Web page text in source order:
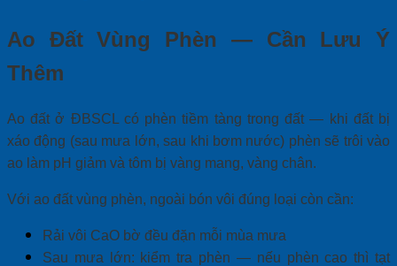
Ao Đất Vùng Phèn — Cần Lưu Ý
Thêm
Ao đất ở ĐBSCL có phèn tiềm tàng trong đất — khi đất bị
xáo động (sau mưa lớn, sau khi bơm nước) phèn sẽ trôi vào
ao làm pH giảm và tôm bị vàng mang, vàng chân.
Với ao đất vùng phèn, ngoài bón vôi đúng loại còn cần:
Rải vôi CaO bờ đều đặn mỗi mùa mưa
Sau mưa lớn: kiểm tra phèn — nếu phèn cao thì tạt